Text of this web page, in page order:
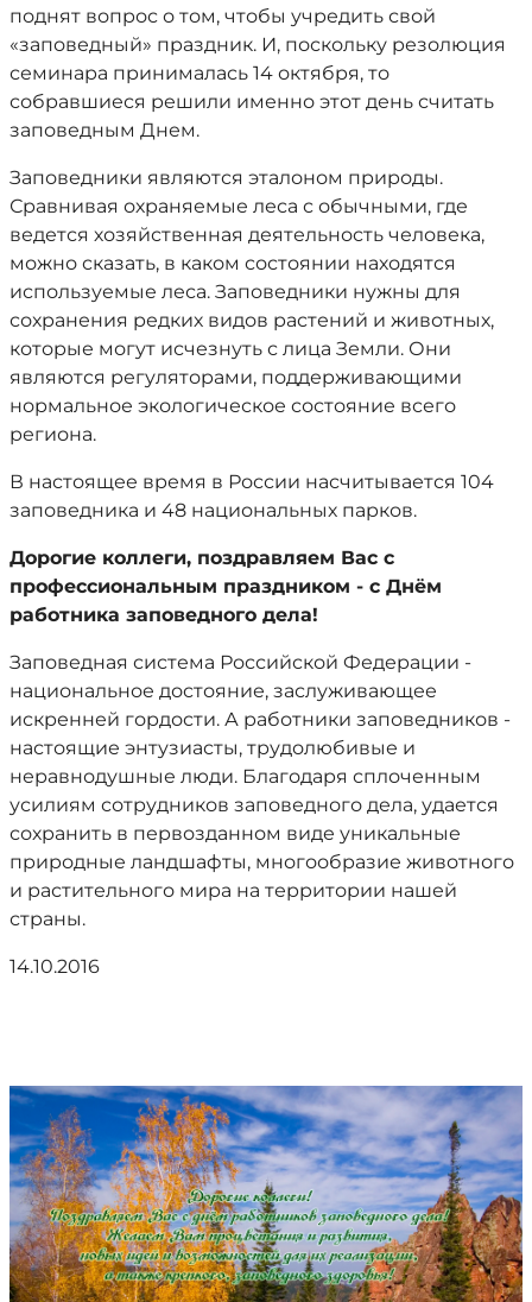
поднят вопрос о том, чтобы учредить свой
«заповедный» праздник. И, поскольку резолюция
семинара принималась 14 октября, то
собравшиеся решили именно этот день считать
заповедным Днем.
Заповедники являются эталоном природы.
Сравнивая охраняемые леса с обычными, где
ведется хозяйственная деятельность человека,
можно сказать, в каком состоянии находятся
используемые леса. Заповедники нужны для
сохранения редких видов растений и животных,
которые могут исчезнуть с лица Земли. Они
являются регуляторами, поддерживающими
нормальное экологическое состояние всего
региона.
В настоящее время в России насчитывается 104
заповедника и 48 национальных парков.
Дорогие коллеги, поздравляем Вас с
профессиональным праздником - с Днём
работника заповедного дела!
Заповедная система Российской Федерации -
национальное достояние, заслуживающее
искренней гордости. А работники заповедников -
настоящие энтузиасты, трудолюбивые и
неравнодушные люди. Благодаря сплоченным
усилиям сотрудников заповедного дела, удается
сохранить в первозданном виде уникальные
природные ландшафты, многообразие животного
и растительного мира на территории нашей
страны.
14.10.2016